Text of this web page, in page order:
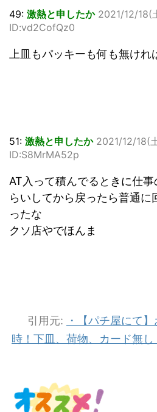
49: 激熱と申したか 2021/12/18(
ID:vd2CofQz0
上皿もパッキーも何も無けれ
51: 激熱と申したか 2021/12/18(
ID:S8MrMA52p
AT入って積んでるときに仕
らいしてから戻ったら普通に
ったな
クソ店やでほんま
引用元:
・【パチ屋にて
時！下皿、荷物、カード無